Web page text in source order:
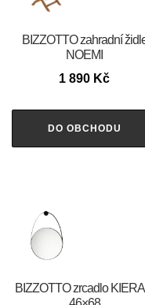
BIZZOTTO zahradní
NOEMI
1 890 Kč
DO OBCHODU
BIZZOTTO zrcadlo